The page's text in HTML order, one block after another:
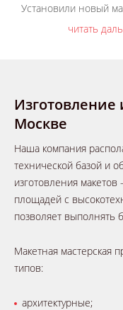
Установили новый
читать
Москве
Наша компания
технической базой и
изготовления
площадей с
позволяет выполнять
Макетная мастерская
типов:
архитектурные;